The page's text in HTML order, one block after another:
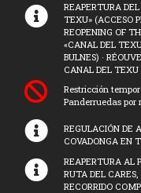
REAPERTURA
TEXU» (ACCESO
REOPENING OF
«CANAL DEL
BULNES) ·
CANAL DEL TEXU
Restricción
Panderruedas por
REGULACIÓN DE
COVADONGA EN
REAPERTURA AL
RUTA DEL
RECORRIDO